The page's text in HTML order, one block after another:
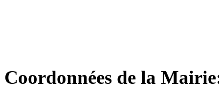
Coordonnées de la